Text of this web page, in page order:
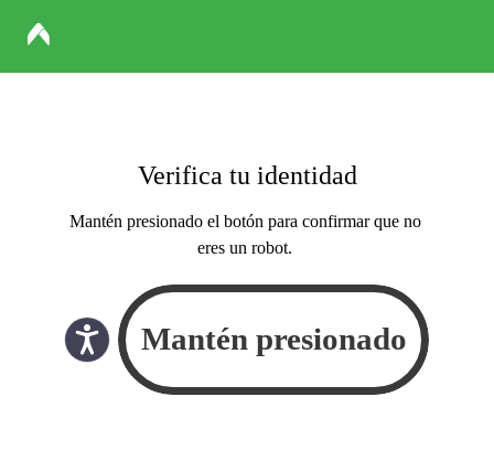
Verifica tu identidad
Mantén presionado el botón para confirmar que no
eres un robot.